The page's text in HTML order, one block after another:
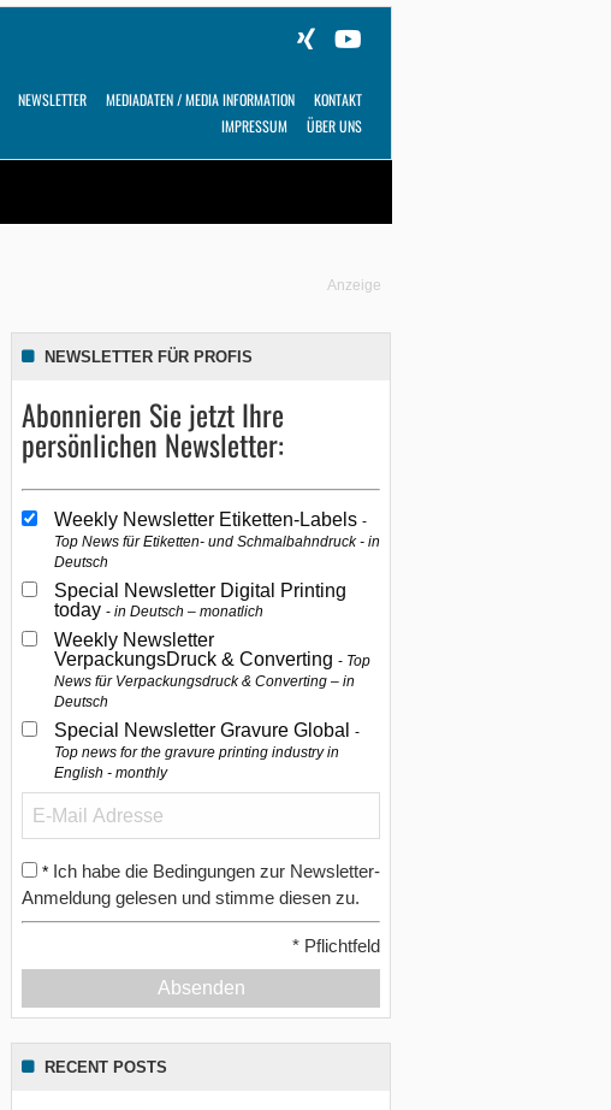
NEWSLETTER MEDIADATEN / MEDIA INFORMATION
KONTAKT
IMPRESSUM
ÜBER UNS
Anzeige
NEWSLETTER FÜR PROFIS
Abonnieren Sie jetzt Ihre
persönlichen Newsletter:
Weekly Newsletter Etiketten-Labels
Top News für Etiketten- und Schmalbahndruck - in
Deutsch
Special Newsletter Digital Printing
today in Deutsch – monatlich
Weekly Newsletter
VerpackungsDruck & Converting Top
News für Verpackungsdruck & Converting – in
Deutsch
Special Newsletter Gravure Global
Top news for the gravure printing industry in
English - monthly
* Ich habe die Bedingungen zur Newsletter-
Anmeldung gelesen und stimme diesen zu.
* Pflichtfeld
Absenden
RECENT POSTS